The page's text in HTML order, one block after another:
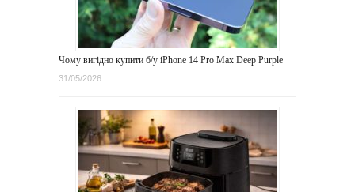
Чому вигідно купити б/у iPhone 14 Pro Max Deep Purple
31/05/2026